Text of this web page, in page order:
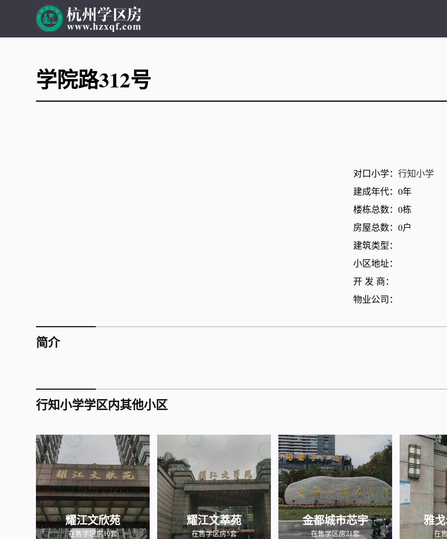
学院路312号
对口小学： 行知小学
建成年代：0年
楼栋总数：0栋
房屋总数：0户
建筑类型：
小区地址：
开 发 商：
物业公司：
简介
行知小学学区内其他小区
耀江文欣苑
在售学区房10套
耀江文萃苑
在售学区房5套
金都城市芯宇
在售学区房21套
雅
在